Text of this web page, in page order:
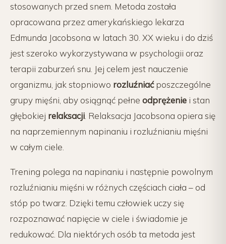
stosowanych przed snem. Metoda została
opracowana przez amerykańskiego lekarza
Edmunda Jacobsona w latach 30. XX wieku i do dziś
jest szeroko wykorzystywana w psychologii oraz
terapii zaburzeń snu. Jej celem jest nauczenie
organizmu, jak stopniowo rozluźniaćposzczególne
grupy mięśni, aby osiągnąć pełne odprężenie i stan
głębokiej relaksacji . Relaksacja Jacobsona opiera się
na naprzemiennym napinaniu i rozluźnianiu mięśni
w całym ciele.
Trening polega na napinaniu i następnie powolnym
rozluźnianiu mięśni w różnych częściach ciała – od
stóp po twarz. Dzięki temu człowiek uczy się
rozpoznawać napięcie w ciele i świadomie je
redukować. Dla niektórych osób ta metoda jest